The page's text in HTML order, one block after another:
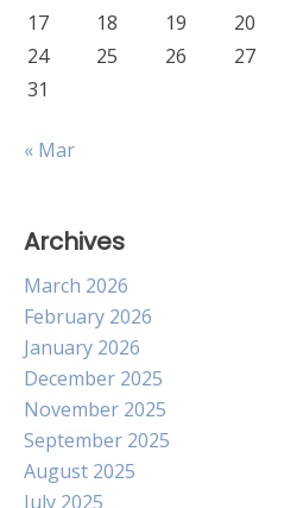
17
18 19 20
24
25 26 27
31
« Mar
Archives
March 2026
February 2026
January 2026
December 2025
November 2025
September 2025
August 2025
July 2025